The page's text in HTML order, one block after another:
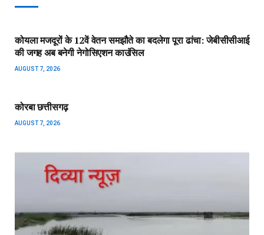
कोयला मजदूरों के 12वें वेतन समझौते का बदलेगा पूरा ढांचा: जेबीसीसीआई
की जगह अब बनेगी नेगोसिएशन काउंसिल
AUGUST 7, 2026
कोरबा छत्तीसगढ़
AUGUST 7, 2026